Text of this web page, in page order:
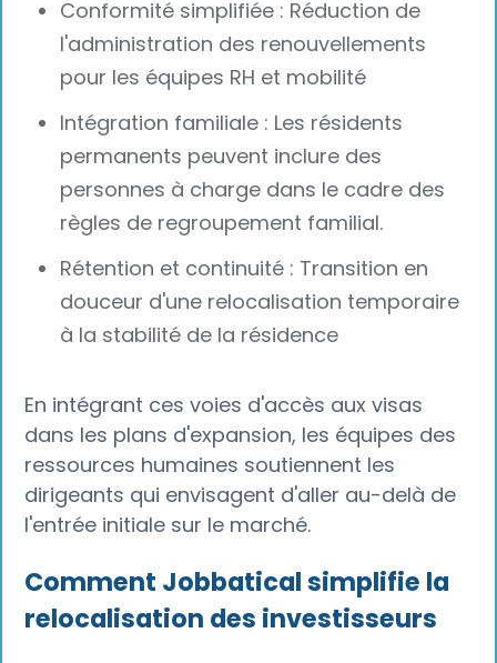
Conformité simplifiée : Réduction de
l'administration des renouvellements
pour les équipes RH et mobilité
Intégration familiale : Les résidents
permanents peuvent inclure des
personnes à charge dans le cadre des
règles de regroupement familial.
Rétention et continuité : Transition en
douceur d'une relocalisation temporaire
à la stabilité de la résidence
En intégrant ces voies d'accès aux visas
dans les plans d'expansion, les équipes des
ressources humaines soutiennent les
dirigeants qui envisagent d'aller au-delà de
l'entrée initiale sur le marché.
Comment Jobbatical simplifie la
relocalisation des investisseurs